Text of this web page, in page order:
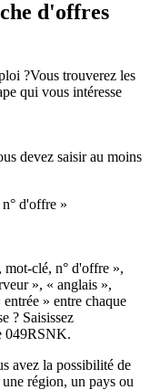
d'offres
?Vous trouverez les
qui vous intéresse
devez saisir au moins
d'offre »
mot-clé, n° d'offre »,
», « anglais »,
» entre chaque
? Saisissez
049RSNK.
avez la possibilité de
région, un pays ou